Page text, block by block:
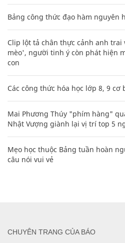
Bảng công thức đạo hàm nguyên
Clip lột tả chân thực cảnh anh
mèo', người tinh ý còn phát hiện
con
Các công thức hóa học lớp 8, 9 cơ
Mai Phương Thúy "phím hàng"
Nhật Vượng giành lại vị trí top 5
Mẹo học thuộc Bảng tuần hoàn
câu nói vui vẻ
CHUYÊN TRANG CỦA BÁO